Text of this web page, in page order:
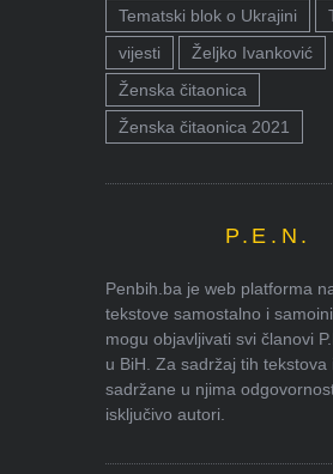
Tematski blok o Ukrajini
vijesti
Željko Ivanković
Ženska čitaonica
Ženska čitaonica 2021
P.E.N.
Penbih.ba je web platforma
tekstove samostalno i
mogu objavljivati svi članovi
u BiH. Za sadržaj tih tekstova
sadržane u njima
isključivo autori.